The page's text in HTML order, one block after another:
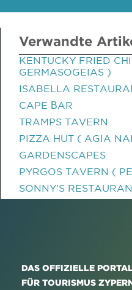
Verwandte
KENTUCKY FRIED
GERMASOGEIAS )
ISABELLA
CAPE ΒAR
TRAMPS TAVERN
PIZZA HUT ( AGIA
GARDENSCAPES
PYRGOS TAVERN (
SONNY'S
DAS OFFIZIELLE
FÜR TOURISMUS